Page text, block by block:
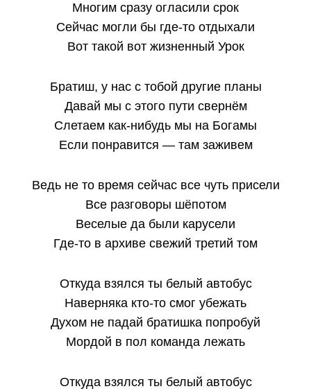
Многим сразу огласили срок
Сейчас могли бы где-то отдыхали
Вот такой вот жизненный Урок
Братиш, у нас с тобой другие планы
Давай мы с этого пути свернём
Слетаем как-нибудь мы на Богамы
Если понравится — там заживем
Ведь не то время сейчас все чуть присели
Все разговоры шёпотом
Веселые да были карусели
Где-то в архиве свежий третий том
Откуда взялся ты белый автобус
Наверняка кто-то смог убежать
Духом не падай братишка попробуй
Мордой в пол команда лежать
Откуда взялся ты белый автобус